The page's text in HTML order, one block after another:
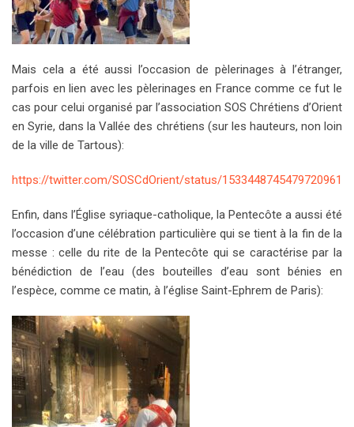
Mais cela a été aussi l’occasion de pèlerinages à l’étranger,
parfois en lien avec les pèlerinages en France comme ce fut le
cas pour celui organisé par l’association SOS Chrétiens d’Orient
en Syrie, dans la Vallée des chrétiens (sur les hauteurs, non loin
de la ville de Tartous):
https://twitter.com/SOSCdOrient/status/1533448745479720961
Enfin, dans l’Église syriaque-catholique, la Pentecôte a aussi été
l’occasion d’une célébration particulière qui se tient à la fin de la
messe : celle du rite de la Pentecôte qui se caractérise par la
bénédiction de l’eau (des bouteilles d’eau sont bénies en
l’espèce, comme ce matin, à l’église Saint-Ephrem de Paris):